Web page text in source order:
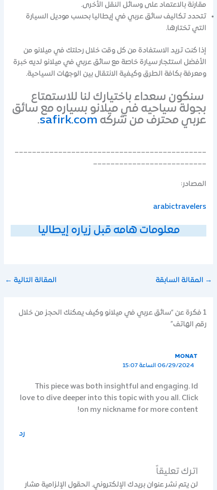
مقارنة بالاعتماد على وسائل النقل الأخرى.
تتحدد تكاليف سائق عربي في إيطاليا بحسب موديل السيارة
التي تختارها.
إذا كنت تريد الاستفادة من كل وقت خلال رحلتك في ميلانو من
الأفضل استئجار سيارة خاصة مع سائق عربي في ميلانو لديه خبرة
ومعرفة بكافة الطرق وكيفية الانتقال بين الوجهات السياحية.
سنكون سعداء باختيارك لنا للاستمتاع
بجولة سياحيه في ميلانو بسياره مع سائق
عربي محترف من شركه safirk.com
.
المصادر:
arabictravelers
معلومات هامه قبل زياره إيطاليا
→ المقالة السابقة المقالة التالية ←
1 فكرة عن “سائق عربي في ميلانو وكيف يمكنك الحجز من خلال
رقم الهاتف”
MONAT
06/29/2024 الساعة 15:07
This piece was both insightful and engaging. Id
love to dive deeper into this topic with you all. Click
on my nickname for more content!
رد
اترك تعليقاً
لن يتم نشر عنوان بريدك الإلكتروني. الحقول الإلزامية مشار